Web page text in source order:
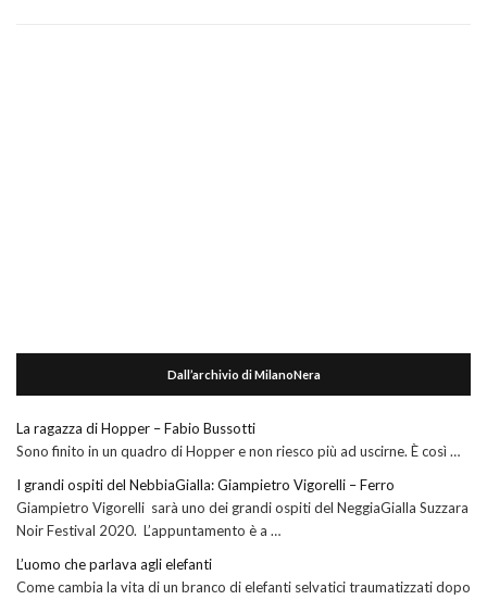
Dall’archivio di MilanoNera
La ragazza di Hopper – Fabio Bussotti
Sono finito in un quadro di Hopper e non riesco più ad uscirne. È così …
I grandi ospiti del NebbiaGialla: Giampietro Vigorelli – Ferro
Giampietro Vigorelli sarà uno dei grandi ospiti del NeggiaGialla Suzzara
Noir Festival 2020. L’appuntamento è a …
L’uomo che parlava agli elefanti
Come cambia la vita di un branco di elefanti selvatici traumatizzati dopo